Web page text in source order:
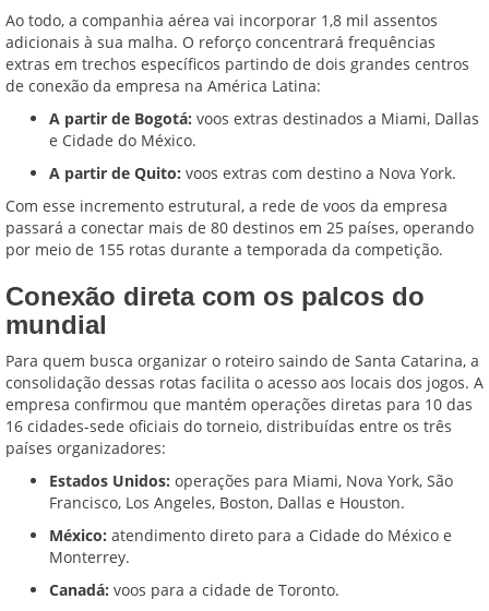
Ao todo, a companhia aérea vai incorporar 1,8 mil assentos
adicionais à sua malha. O reforço concentrará frequências
extras em trechos específicos partindo de dois grandes centros
de conexão da empresa na América Latina:
A partir de Bogotá: voos extras destinados a Miami, Dallas
e Cidade do México.
A partir de Quito: voos extras com destino a Nova York.
Com esse incremento estrutural, a rede de voos da empresa
passará a conectar mais de 80 destinos em 25 países, operando
por meio de 155 rotas durante a temporada da competição.
Conexão direta com os palcos do
mundial
Para quem busca organizar o roteiro saindo de Santa Catarina, a
consolidação dessas rotas facilita o acesso aos locais dos jogos. A
empresa confirmou que mantém operações diretas para 10 das
16 cidades-sede oficiais do torneio, distribuídas entre os três
países organizadores:
Estados Unidos: operações para Miami, Nova York, São
Francisco, Los Angeles, Boston, Dallas e Houston.
México: atendimento direto para a Cidade do México e
Monterrey.
Canadá: voos para a cidade de Toronto.